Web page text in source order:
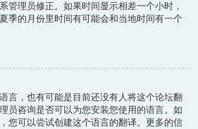
管理员修正。如果时间显示相差一个小时，
季的月份里时间有可能会和当地时间有一个
言，也有可能是目前还没有人将这个论坛翻
员咨询是否可以为您安装您使用的语言。如
您可以尝试创建这个语言的翻译。更多的信